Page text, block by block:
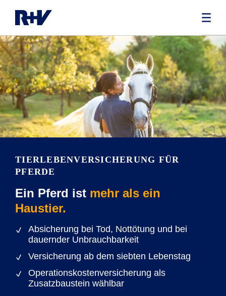
TIERLEBENVERSICHERUNG FÜR
PFERDE
Ein Pferd ist mehr als ein
Haustier.
Absicherung bei Tod, Nottötung und bei
dauernder Unbrauchbarkeit
Versicherung ab dem siebten Lebenstag
Operationskostenversicherung als
Zusatzbaustein wählbar